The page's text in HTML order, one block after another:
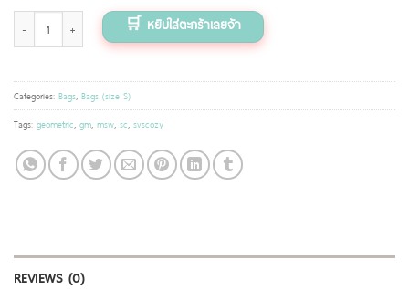
กระเป๋าขนาดมินิ (ไซส์ S) ลายจีโอเมตริก (Geometric) quantity
Categories: Bags, Bags (size S)
Tags: geometric, gm, msw, sc, svscozy
REVIEWS (0)